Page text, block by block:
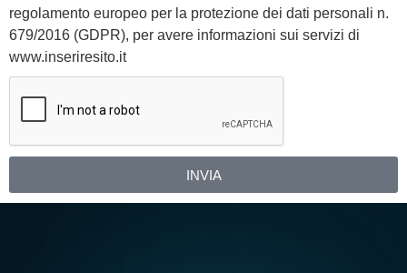
regolamento europeo per la protezione dei dati personali n.
679/2016 (GDPR), per avere informazioni sui servizi di
www.inseriresito.it
INVIA
Alternative: